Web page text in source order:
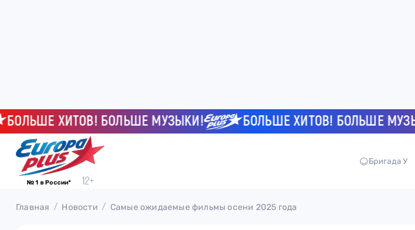
ХИТОВ! БОЛЬШЕ МУЗЫКИ! БОЛЬШЕ ХИТОВ! БОЛЬШЕ МУЗЫКИ!
№ 1 в России*
Бригада У
Главная Новости Самые ожидаемые фильмы осени 2025 года